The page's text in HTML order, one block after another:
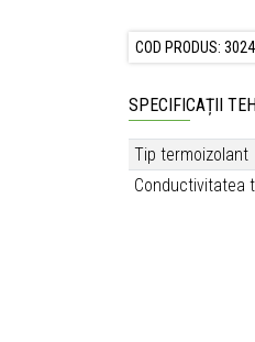
COD PRODUS:
SPECIFICAȚII
Tip termoizolant
Conductivitatea